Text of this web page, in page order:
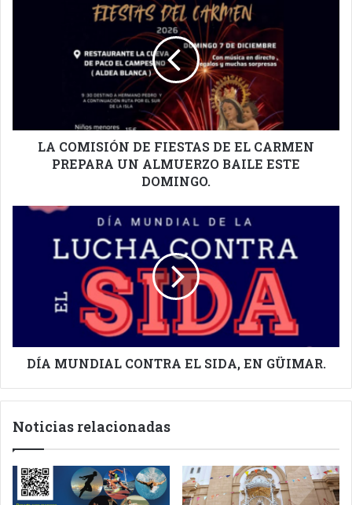
UN
ALMUERZO
LA COMISIÓN DE FIESTAS DE EL CARMEN
PREPARA UN ALMUERZO BAILE ESTE
DOMINGO.
DÍA MUNDIAL CONTRA EL SIDA, EN GÜIMAR.
Noticias relacionadas